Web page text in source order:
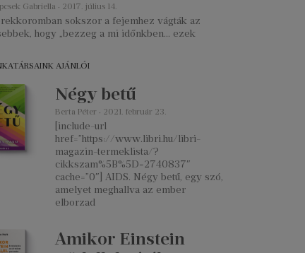
Gabriella 2017. július 14.
sokszor a fejemhez vágták az
hogy „bezzeg a mi időnkben… ezek
AJÁNLÓI
Négy betű
Berta Péter 2021. február 23.
[include-url
href=”https://www.libri.hu/libri-
magazin-termeklista/?
cikkszam%5B%5D=2740837″
cache=”0″] AIDS. Négy betű, egy szó,
amelyet meghallva az ember
elborzad
Amikor Einstein